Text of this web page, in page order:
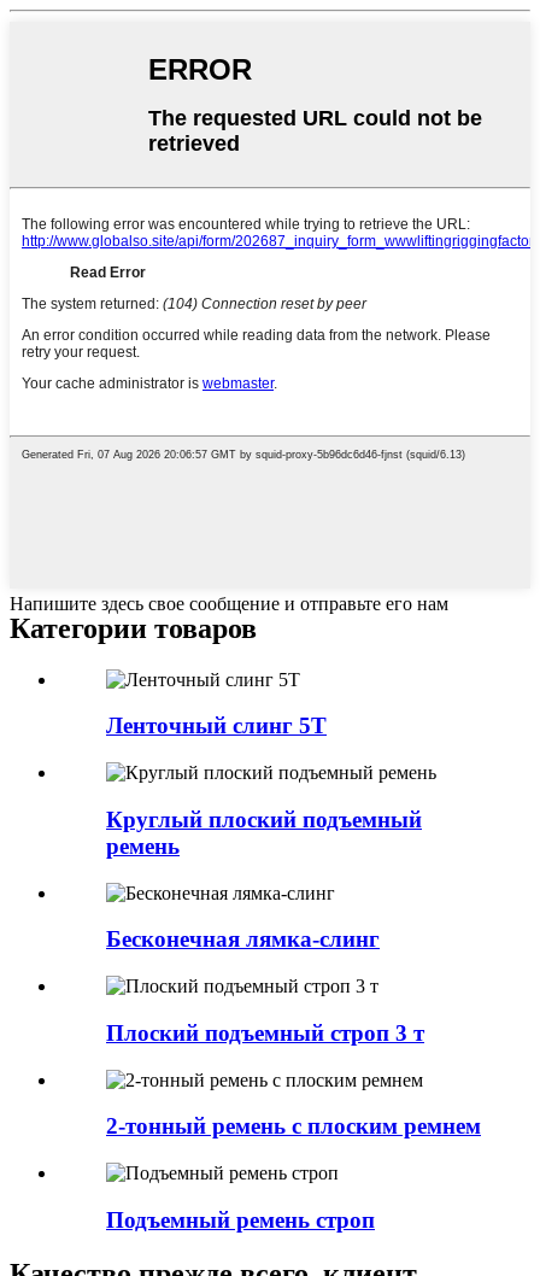
Напишите здесь свое сообщение и отправьте его нам
Категории товаров
Ленточный слинг 5T
Круглый плоский подъемный
ремень
Бесконечная лямка-слинг
Плоский подъемный строп 3 т
2-тонный ремень с плоским ремнем
Подъемный ремень строп